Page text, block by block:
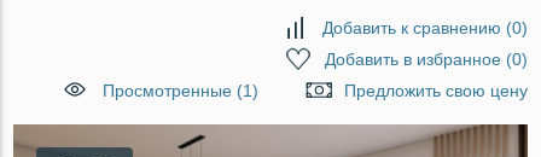
Добавить к сравнению (0)
Добавить в избранное(0)
Просмотренные (1)
Предложить свою цену